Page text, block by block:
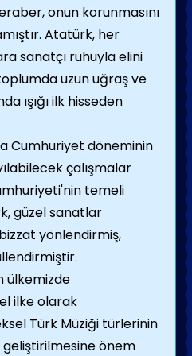
onun korunmasını
Atatürk, her
sanatçı ruhuyla elini
uzun uğraş ve
ışığı ilk hisseden
Cumhuriyet döneminin
çalışmalar
temeli
güzel sanatlar
yönlendirmiş,
ülkemizde
ilke olarak
Türk Müziği türlerinin
önem